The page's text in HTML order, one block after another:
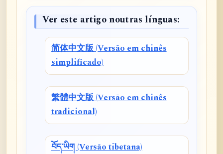
Ver este artigo noutras línguas:
简体中文版 (Versão em chinês
simplificado)
繁體中文版 (Versão em chinês
tradicional)
བོད་ཡིག (Versão tibetana)